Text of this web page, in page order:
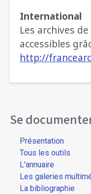
International
Les archives
accessibles
http://
Se
Présentation
Tous les outils
L'annuaire
Les galeries
La bibliographie